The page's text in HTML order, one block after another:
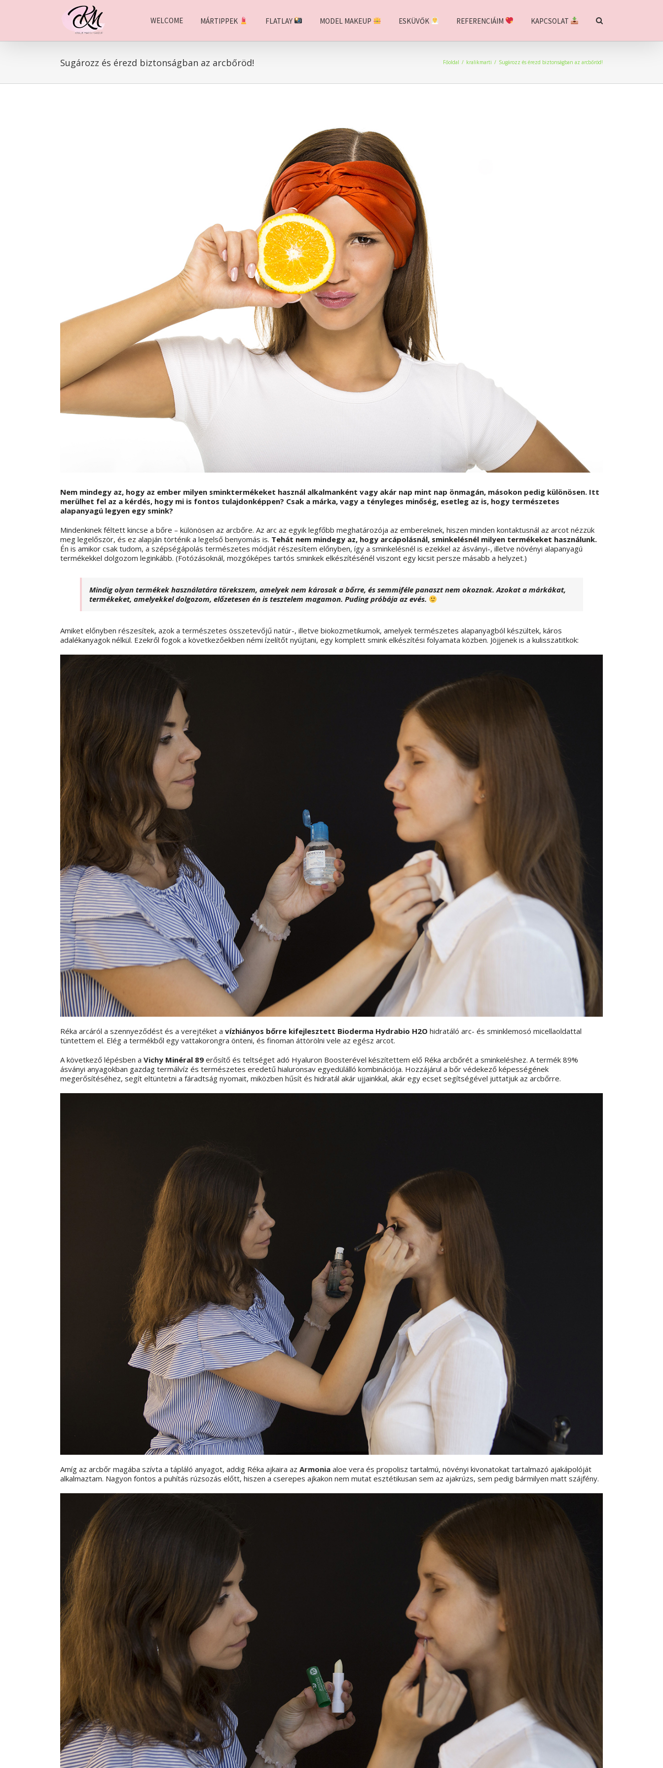
WELCOME MÁRTIPPEK FLATLAY MODEL MAKEUP ESKÜVŐK REFERENCIÁIM KAPCSOLAT
Sugározz és érezd biztonságban az arcbőröd! Főoldal / kralikmarti / Sugározz és érezd biztonságban az arcbőröd!
Nem mindegy az, hogy az ember milyen sminktermékeket használ alkalmanként vagy akár nap mint nap önmagán, másokon pedig különösen. Itt
merülhet fel az a kérdés, hogy mi is fontos tulajdonképpen? Csak a márka, vagy a tényleges minőség, esetleg az is, hogy természetes
alapanyagú legyen egy smink?
Mindenkinek féltett kincse a bőre – különösen az arcbőre. Az arc az egyik legfőbb meghatározója az embereknek, hiszen minden kontaktusnál az arcot nézzük
meg legelőször, és ez alapján történik a legelső benyomás is. Tehát nem mindegy az, hogy arcápolásnál, sminkelésnél milyen termékeket használunk.
Én is amikor csak tudom, a szépségápolás természetes módját részesítem előnyben, így a sminkelésnél is ezekkel az ásványi-, illetve növényi alapanyagú
termékekkel dolgozom leginkább. (Fotózásoknál, mozgóképes tartós sminkek elkészítésénél viszont egy kicsit persze másabb a helyzet.)
Mindig olyan termékek használatára törekszem, amelyek nem károsak a bőrre, és semmiféle panaszt nem okoznak. Azokat a márkákat,
termékeket, amelyekkel dolgozom, előzetesen én is tesztelem magamon. Puding próbája az evés.
Amiket előnyben részesítek, azok a természetes összetevőjű natúr-, illetve biokozmetikumok, amelyek természetes alapanyagból készültek, káros
adalékanyagok nélkül. Ezekről fogok a következőekben némi ízelítőt nyújtani, egy komplett smink elkészítési folyamata közben. Jöjjenek is a kulisszatitkok:
Réka arcáról a szennyeződést és a verejtéket a vízhiányos bőrre kifejlesztett Bioderma Hydrabio H2O hidratáló arc- és sminklemosó micellaoldattal
tüntettem el. Elég a termékből egy vattakorongra önteni, és finoman áttörölni vele az egész arcot.
A következő lépésben a Vichy Minéral 89 erősítő és teltséget adó Hyaluron Boosterével készítettem elő Réka arcbőrét a sminkeléshez. A termék 89%
ásványi anyagokban gazdag termálvíz és természetes eredetű hialuronsav egyedülálló kombinációja. Hozzájárul a bőr védekező képességének
megerősítéséhez, segít eltüntetni a fáradtság nyomait, miközben hűsít és hidratál akár ujjainkkal, akár egy ecset segítségével juttatjuk az arcbőrre.
Amíg az arcbőr magába szívta a tápláló anyagot, addig Réka ajkaira az Armonia aloe vera és propolisz tartalmú, növényi kivonatokat tartalmazó ajakápolóját
alkalmaztam. Nagyon fontos a puhítás rúzsozás előtt, hiszen a cserepes ajkakon nem mutat esztétikusan sem az ajakrúzs, sem pedig bármilyen matt szájfény.